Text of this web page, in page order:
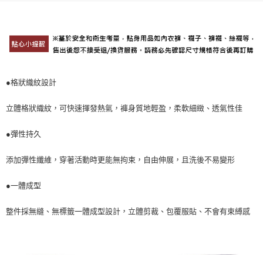
●格狀織紋設計
立體格狀織紋，可快速揮發熱氣，褲身質地輕盈，柔軟細緻、透氣性佳
●彈性持久
添加彈性纖維，穿著活動時更能無拘束，自由伸展，且洗後不易變形
●一體成型
整件採無縫、無標籤一體成型設計，立體剪裁、包覆服貼、不會有束縛感